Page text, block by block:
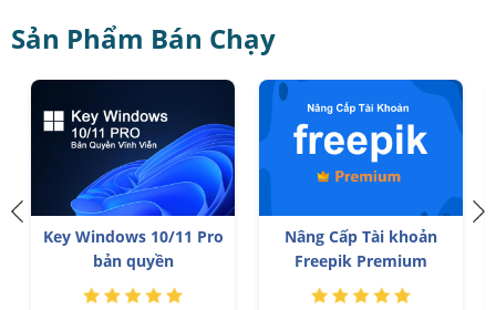
Sản Phẩm Bán Chạy
Key Windows 10/11 Pro
bản quyền
Nâng Cấp Tài khoản
Freepik Premium